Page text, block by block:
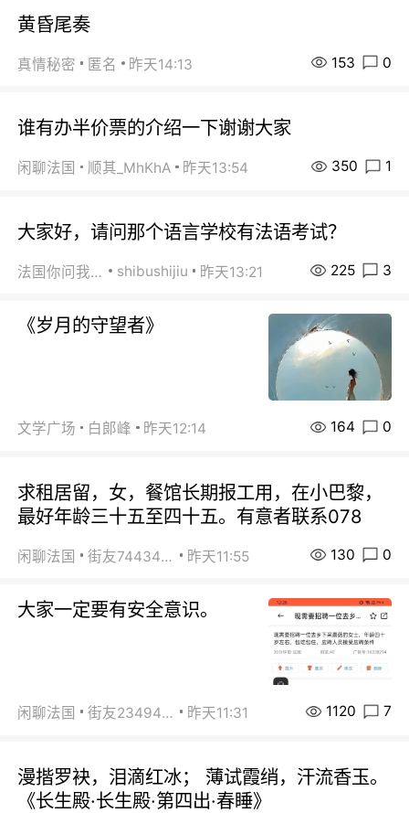
黄昏尾奏
真情秘密 匿名 昨天14:13 153 0
谁有办半价票的介绍一下谢谢大家
闲聊法国 顺其_MhKhA 昨天13:54 350 1
大家好，请问那个语言学校有法语考试？
法国你问我答 shibushijiu 昨天13:21 225 3
《岁月的守望者》
文学广场 白郞峰 昨天12:14 164 0
求租居留，女，餐馆长期报工用，在小巴黎，
最好年龄三十五至四十五。有意者联系078
闲聊法国 街友74434350 昨天11:55 130 0
大家一定要有安全意识。
闲聊法国 街友23494008 昨天11:31 1120 7
漫揩罗袂，泪滴红冰； 薄试霞绡，汗流香玉。
《长生殿·长生殿·第四出·春睡》